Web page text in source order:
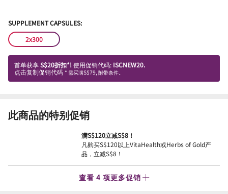
SUPPLEMENT CAPSULES:
2x300
首单获享S$20折扣*! 使用促销代码: ISCNEW20.
点击复制促销代码 * 需买满S$79, 附带条件。
此商品的特别促销
满S$120立减S$8！
凡购买S$120以上VitaHealth或Herbs of Gold产
品，立减S$8！
查看 4 项更多促销